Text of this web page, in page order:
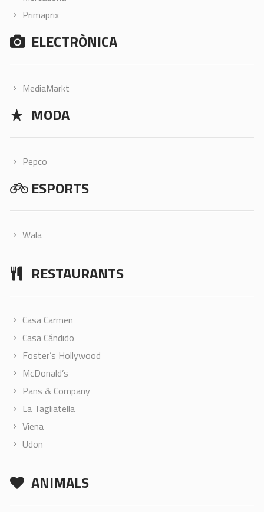
Primaprix
ELECTRÒNICA
MediaMarkt
MODA
Pepco
ESPORTS
Wala
RESTAURANTS
Casa Carmen
Casa Cándido
Foster’s Hollywood
McDonald’s
Pans & Company
La Tagliatella
Viena
Udon
ANIMALS